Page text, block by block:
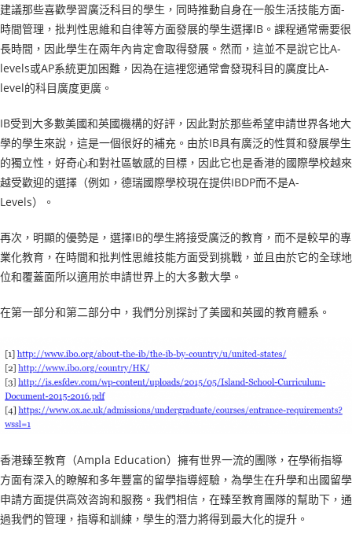
建議那些喜歡學習廣泛科目的學生，同時推動自身在一般生活技能方面-
時間管理，批判性思維和自律等方面發展的學生選擇IB。課程通常需要很
長時間，因此學生在兩年內肯定會取得發展。然而，這並不是說它比A-
levels或AP系統更加困難，因為在這裡您通常會發現科目的廣度比A-
level的科目廣度更廣。
IB受到大多數美國和英國機構的好評，因此對於那些希望申請世界各地大
學的學生來說，這是一個很好的補充。由於IB具有廣泛的性質和發展學生
的獨立性，好奇心和對社區敏感的目標，因此它也是香港的國際學校越來
越受歡迎的選擇（例如，德瑞國際學校現在提供IBDP而不是A-
Levels）。
再次，明顯的優勢是，選擇IB的學生將接受廣泛的教育，而不是較早的專
業化教育，在時間和批判性思維技能方面受到挑戰，並且由於它的全球地
位和覆蓋面所以適用於申請世界上的大多數大學。
在第一部分和第二部分中，我們分別探討了美國和英國的教育體系。
香港臻至教育（Ampla Education）擁有世界一流的團隊，在學術指導
方面有深入的瞭解和多年豐富的留學指導經驗，為學生在升學和出國留學
申請方面提供高效咨詢和服務。我們相信，在臻至教育團隊的幫助下，通
過我們的管理，指導和訓練，學生的潛力將得到最大化的提升。